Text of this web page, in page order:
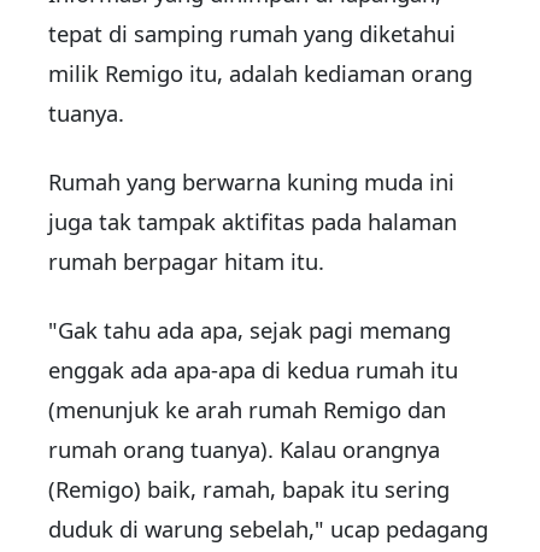
tepat di samping rumah yang diketahui
milik Remigo itu, adalah kediaman orang
tuanya.
Rumah yang berwarna kuning muda ini
juga tak tampak aktifitas pada halaman
rumah berpagar hitam itu.
"Gak tahu ada apa, sejak pagi memang
enggak ada apa-apa di kedua rumah itu
(menunjuk ke arah rumah Remigo dan
rumah orang tuanya). Kalau orangnya
(Remigo) baik, ramah, bapak itu sering
duduk di warung sebelah," ucap pedagang